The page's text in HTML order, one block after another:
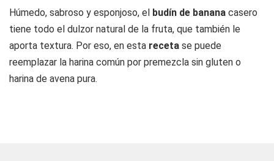
Húmedo, sabroso y esponjoso, el budín de banana casero
tiene todo el dulzor natural de la fruta, que también le
aporta textura. Por eso, en esta receta se puede
reemplazar la harina común por premezcla sin gluten o
harina de avena pura.